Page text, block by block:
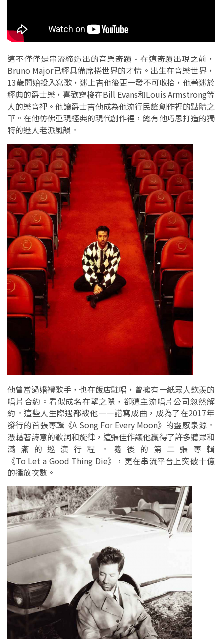
這不僅僅是串流締造出的音樂奇蹟。在這奇蹟出現之前，
Bruno Major已經具備席捲世界的才情。出生在音樂世界，
13歲開始投入寫歌，迷上吉他後更一發不可收拾，他著迷於
經典的爵士樂，喜歡穿梭在Bill Evans和Louis Armstrong等
人的樂音裡。他讓爵士吉他成為他流行民謠創作裡的點睛之
筆。在他彷彿重現經典的現代創作裡，總有他巧思打造的獨
特的迷人老派風韻。
他曾當過婚禮歌手，也在飯店駐唱，曾擁有一紙眾人欽羨的
唱片合約。看似成名在望之際，卻遭主流唱片公司忽然解
約。這些人生際遇都被他一一譜寫成曲，成為了在2017年
發行的首張專輯《A Song For Every Moon》的靈感泉源。
憑藉著詩意的歌詞和旋律，這張佳作讓他贏得了許多聽眾和
滿滿的巡演行程。隨後的第二張專輯
《To Let a Good Thing Die》，更在串流平台上突破十億
的播放次數。